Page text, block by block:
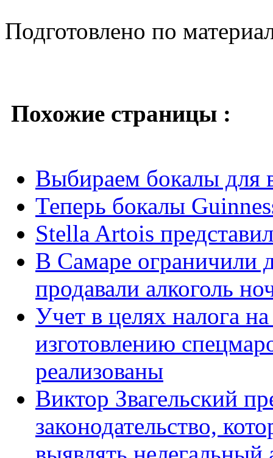
Подготовлено по
Похожие страницы :
Выбираем бокалы для
Теперь бокалы
Stella Artois
В Самаре ограничили
продавали алкоголь
Учет в целях налога
изготовлению
реализованы
Виктор Звагельский
законодательство,